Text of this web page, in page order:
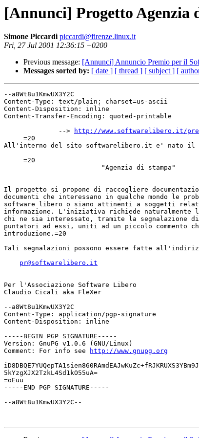
[Annunci] Progetto Agenzia
Simone Piccardi piccardi@firenze.linux.it
Fri, 27 Jul 2001 12:36:15 +0200
Previous message: [Annunci] Annuncio Premio per il
Messages sorted by: [ date ] [ thread ] [ subject ] [
--a8Wt8u1KmwUX3Y2C
Content-Type: text/plain; charset=us-ascii
Content-Disposition: inline
Content-Transfer-Encoding: quoted-printable
              -->
http://www.softwarelibero.it/
     =20
All'interno del sito softwarelibero.it e' nato il
     =20
                         "Agenzia di stampa"
Il progetto si propone di raccogliere
documenti che interessano in qualche mondo le
software libero o siano attinenti a soggetti
informazione. L'iniziativa richiede naturalmente
chi ne sia interessato, tramite la segnalazione di
puntatori ad essi, uniti ad un piccolo commento
introduzione.=20
Tali segnalazioni possono essere fatte
pr@softwarelibero.it
Per l'Associazione Software Libero
Claudio Cicali aka FleXer
--a8Wt8u1KmwUX3Y2C
Content-Type: application/pgp-signature
Content-Disposition: inline
-----BEGIN PGP SIGNATURE-----
Version: GnuPG v1.0.6 (GNU/Linux)
Comment: For info see
http://www.gnupg.org
5kYzgXJX2TzkL4Sd1kO55uA=
=oEuu
-----END PGP SIGNATURE-----
--a8Wt8u1KmwUX3Y2C--